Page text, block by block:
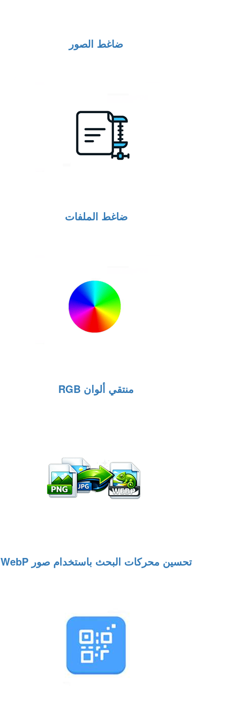
ضاغط الصور
ضاغط الملفات
منتقي ألوان RGB
تحسين محركات البحث باستخدام صور WebP